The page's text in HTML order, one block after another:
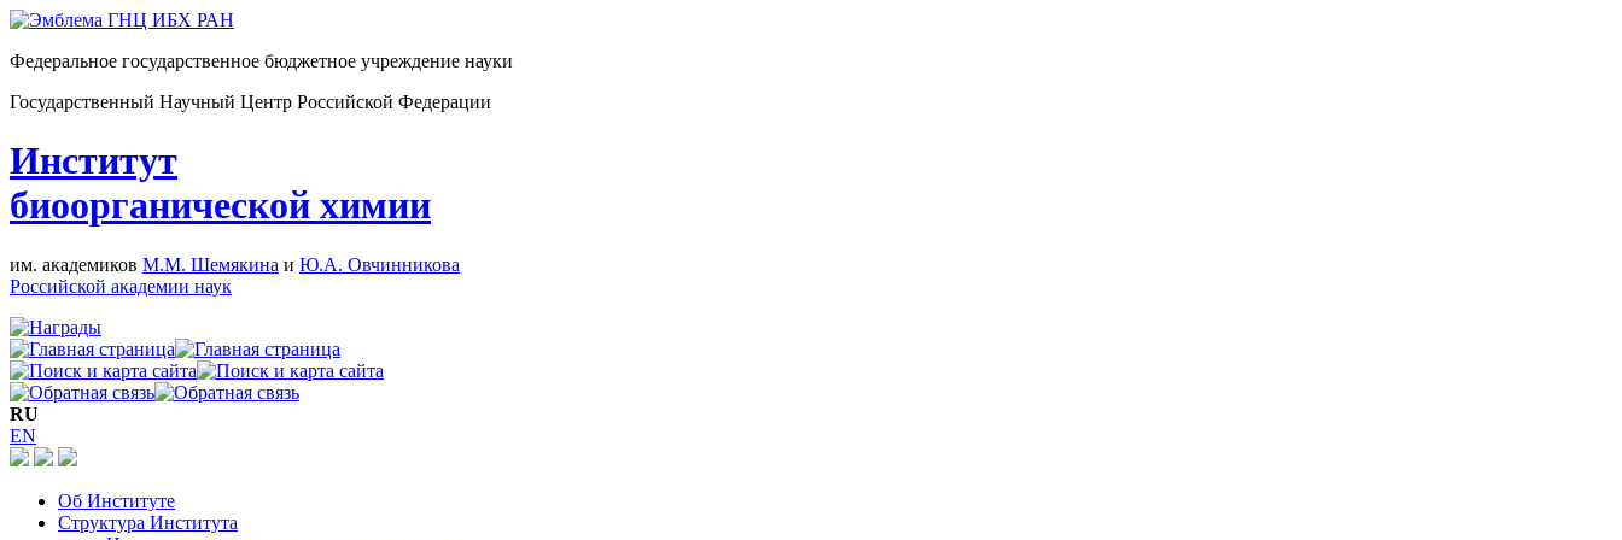
Федеральное государственное бюджетное учреждение науки
Государственный Научный Центр Российской Федерации
Институт
биоорганической химии
им. академиков М.М. Шемякина и Ю.А. Овчинникова
Российской академии наук
RU
EN
Об Институте
Структура Института